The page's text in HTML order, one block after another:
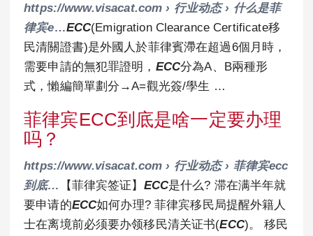
https://www.visacat.com › 行业动态 › 什么是菲
律宾e…ECC(Emigration Clearance Certificate移
民清關證書)是外國人於菲律賓滯在超過6個月時，
需要申請的無犯罪證明， ECC分為A、B兩種形
式，懶編簡單劃分→A=觀光簽/學生 …
菲律宾ECC到底是啥一定要办理
吗？
https://www.visacat.com › 行业动态 › 菲律宾ecc
到底…
【菲律宾签证】 ECC是什么? 滞在满半年就
要申请的ECC如何办理? 菲律宾移民局提醒外籍人
士在离境前必须要办领移民清关证书(ECC)。 移民